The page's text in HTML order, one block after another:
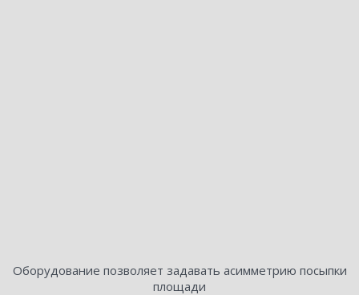
Оборудование позволяет задавать асимметрию посыпки
площади